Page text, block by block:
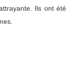
Ils ont été